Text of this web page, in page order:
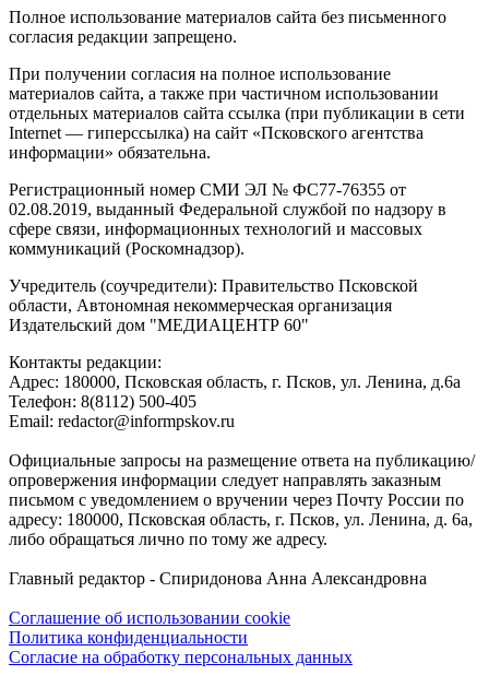
Полное использование материалов сайта без письменного
согласия редакции запрещено.
При получении согласия на полное использование
материалов сайта, а также при частичном использовании
отдельных материалов сайта ссылка (при публикации в сети
Internet — гиперссылка) на сайт «Псковского агентства
информации» обязательна.
Регистрационный номер СМИ ЭЛ № ФС77-76355 от
02.08.2019, выданный Федеральной службой по надзору в
сфере связи, информационных технологий и массовых
коммуникаций (Роскомнадзор).
Учредитель (соучредители): Правительство Псковской
области, Автономная некоммерческая организация
Издательский дом "МЕДИАЦЕНТР 60"
Контакты редакции:
Адреc: 180000, Псковская область, г. Псков, ул. Ленина, д.6а
Телефон: 8(8112) 500-405
Email: redactor@informpskov.ru
Официальные запросы на размещение ответа на публикацию/
опровержения информации следует направлять заказным
письмом с уведомлением о вручении через Почту России по
адресу: 180000, Псковская область, г. Псков, ул. Ленина, д. 6а,
либо обращаться лично по тому же адресу.
Главный редактор - Спиридонова Анна Александровна
Соглашение об использовании cookie
Политика конфиденциальности
Согласие на обработку персональных данных